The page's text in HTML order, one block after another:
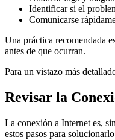
Identificar si el
Comunicarse
Una práctica recomendada
antes de que ocurran.
Para un vistazo más
Revisar la
La conexión a Internet es,
estos pasos para